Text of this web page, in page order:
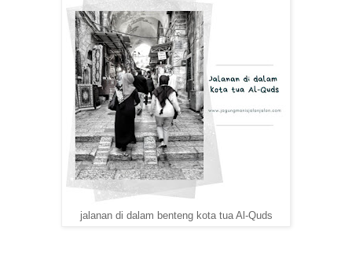
jalanan di dalam benteng kota tua Al-Quds